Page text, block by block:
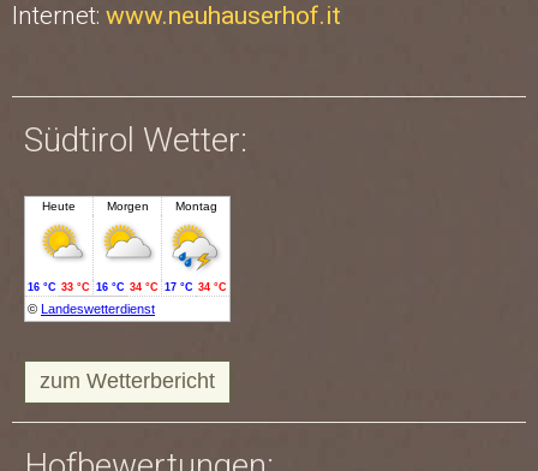
Internet: www.neuhauserhof.it
Südtirol Wetter:
zum Wetterbericht